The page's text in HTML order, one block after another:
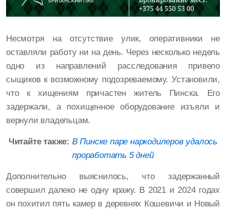
Несмотря на отсутствие улик, оперативники не
оставляли работу ни на день. Через несколько недель
одно из направлений расследования привело
сыщиков к возможному подозреваемому. Установили,
что к хищениям причастен житель Пинска. Его
задержали, а похищенное оборудование изъяли и
вернули владельцам.
Читайте также: В Пинске паре наркодилеров удалось
проработать 5 дней
Дополнительно выяснилось, что задержанный
совершил далеко не одну кражу. В 2021 и 2024 годах
он похитил пять камер в деревнях Кошевичи и Новый